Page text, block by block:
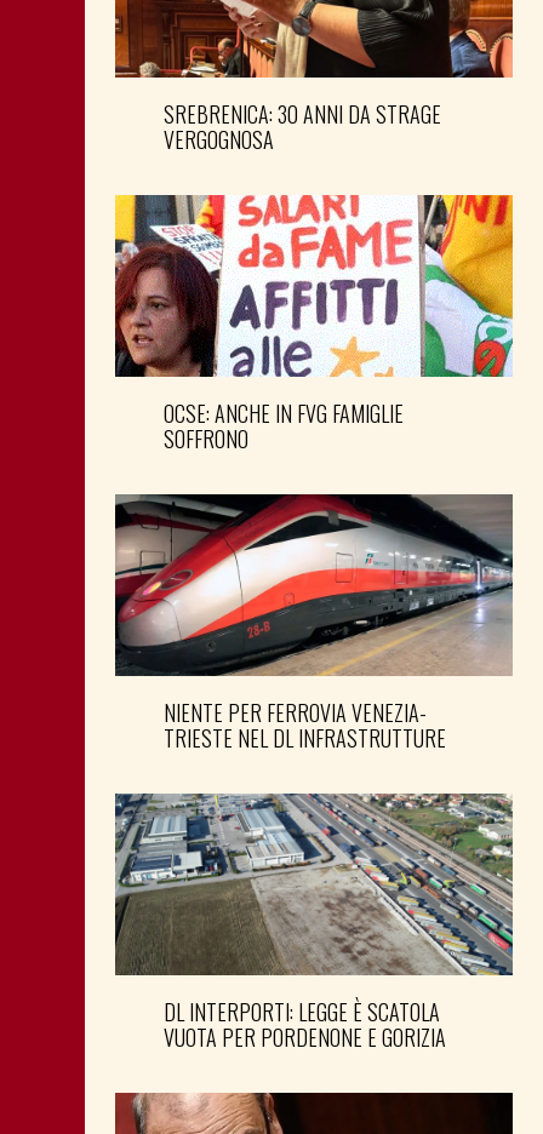
SREBRENICA: 30 ANNI DA STRAGE
VERGOGNOSA
OCSE: ANCHE IN FVG FAMIGLIE
SOFFRONO
NIENTE PER FERROVIA VENEZIA-
TRIESTE NEL DL INFRASTRUTTURE
DL INTERPORTI: LEGGE È SCATOLA
VUOTA PER PORDENONE E GORIZIA